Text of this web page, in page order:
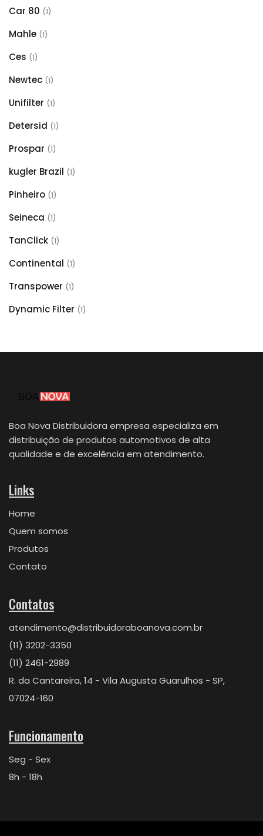
Car 80 (1)
Mahle (1)
Ces (1)
Newtec (1)
Unifilter (1)
Detersid (1)
Prospar (1)
kugler Brazil (1)
Pinheiro (1)
Seineca (1)
TanClick (1)
Continental (1)
Transpower (1)
Dynamic Filter (1)
Boa Nova Distribuidora empresa especializa em
distribuição de produtos automotivos de alta
qualidade e de excelência em atendimento.
Links
Home
Quem somos
Produtos
Contato
Contatos
atendimento@distribuidoraboanova.com.br
(11) 3202-3350
(11) 2461-2989
R. da Cantareira, 14 - Vila Augusta Guarulhos - SP,
07024-160
Funcionamento
Seg - Sex
8h - 18h